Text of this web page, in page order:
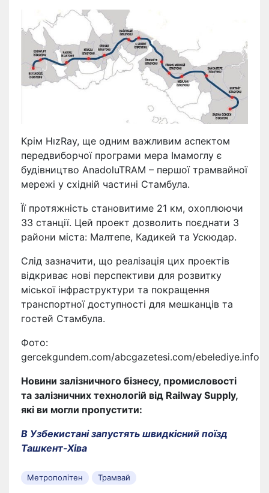
Крім HızRay, ще одним важливим аспектом
передвиборчої програми мера Імамоглу є
будівництво AnadoluTRAM – першої трамвайної
мережі у східній частині Стамбула.
Її протяжність становитиме 21 км, охоплюючи
33 станції. Цей проект дозволить поєднати 3
райони міста: Малтепе, Кадикей та Ускюдар.
Слід зазначити, що реалізація цих проектів
відкриває нові перспективи для розвитку
міської інфраструктури та покращення
транспортної доступності для мешканців та
гостей Стамбула.
Фото:
gercekgundem.com/abcgazetesi.com/ebelediye.info
Новини залізничного бізнесу, промисловості
та залізничних технологій від Railway Supply,
які ви могли пропустити:
В Узбекистані запустять швидкісний поїзд
Ташкент-Хіва
Метрополітен Трамвай